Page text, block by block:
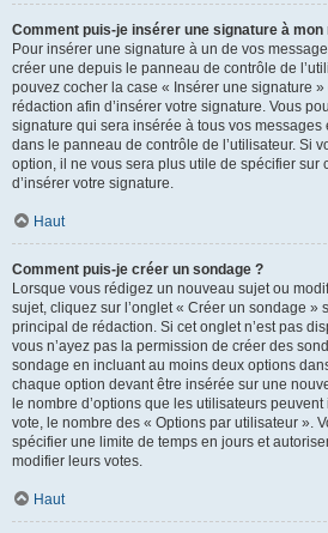
Comment puis-je insérer une signature à mon
Pour insérer une signature à un de vos
créer une depuis le panneau de contrôle de
pouvez cocher la case « Insérer une signature
rédaction afin d’insérer votre signature. Vous
signature qui sera insérée à tous vos
dans le panneau de contrôle de l’utilisateur. Si
option, il ne vous sera plus utile de spécifier sur
d’insérer votre signature.
Haut
Comment puis-je créer un sondage ?
Lorsque vous rédigez un nouveau sujet ou
sujet, cliquez sur l’onglet « Créer un sondage »
principal de rédaction. Si cet onglet n’est pas
vous n’ayez pas la permission de créer des
sondage en incluant au moins deux options
chaque option devant être insérée sur une
le nombre d’options que les utilisateurs
vote, le nombre des « Options par utilisateur ».
spécifier une limite de temps en jours et
modifier leurs votes.
Haut